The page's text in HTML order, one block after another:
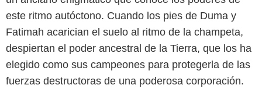
este ritmo autóctono. Cuando los pies de Duma y
Fatimah acarician el suelo al ritmo de la champeta,
despiertan el poder ancestral de la Tierra, que los ha
elegido como sus campeones para protegerla de las
fuerzas destructoras de una poderosa corporación.